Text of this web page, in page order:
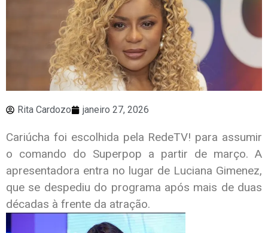
Rita Cardozo janeiro 27, 2026
Cariúcha foi escolhida pela RedeTV! para assumir
o comando do Superpop a partir de março. A
apresentadora entra no lugar de Luciana Gimenez,
que se despediu do programa após mais de duas
décadas à frente da atração.